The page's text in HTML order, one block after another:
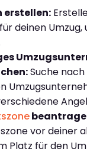
erstellen:
deinen
Suche
vor deiner
Platz für den